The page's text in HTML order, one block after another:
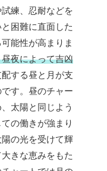
練、忍耐などを
困難に直面した
能性が高まりま
夜によって吉凶
する昼と月が支
す。昼のチャー
太陽と同じよう
の働きが強まり
の光を受けて輝
きな恵みをもた